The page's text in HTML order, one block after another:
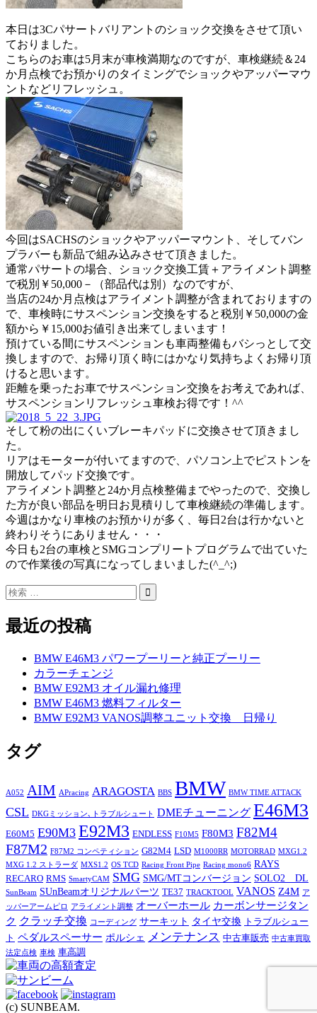
本日は3Cパサートバリアントのショック交換をさせて頂い
ておりました。
こちらのお車は5月末が車検満期なのですが、車検継続＆24
か月点検でお預かりのタイミングでショックやアッパーマウ
ントなどリフレッシュ。
今回はSACHSのショックやアッパーマウント、そしてバン
プラバーも新品で組み込みさせて頂きました。
通常パサートの場合、ショック交換工賃＋アライメント調整
で税別￥50,000－（部品代は別）なのですが、
当店の24か月点検はアライメント調整が含まれておりますの
で、車検時にサスペンション交換をすると税別￥50,000の金
額から￥15,000お値引き出来てしまいます！
預けている間にサスペンションも車両整備もバシっとして交
換しますので、お帰り頂く時にはかなり気持ちよくお帰り頂
けると思います。
距離を乗ったお車でサスペンション交換をお考えであれば、
サスペンションリフレッシュ車検お得です！^^
そして粉の出にくいブレーキパッドに交換させて頂きまし
た。
リアはモーターが付いてますので、パソコン上でピストンを
開放してパッド交換です。
アライメント調整と24か月点検整備までやったので、交換し
た方が良い部品を明日お見積りして車検継続の準備します。
今週はかなり車検のお預かりが多く、毎日2台は行かないと
終わりそうにありません・・・
今日も2台の車検とSMGコンプリートプログラムで出ていた
ので作業後の写真になってしまいました(^_^;)
最近の投稿
BMW E46M3 パワープーリーと純正プーリー
カラーチェンジ
BMW E92M3 オイル漏れ修理
BMW E46M3 燃料フィルター
BMW E92M3 VANOS調整ユニット交換 日帰り
タグ
A052 AIM APracing ARAGOSTA BBS BMW BMW TIME ATTACK
CSL DKGミッション､トラブルシュート DMEチューニング E46M3
E60M5 E90M3 E92M3 ENDLESS F10M5 F80M3 F82M4
F87M2 F87M2 コンペティション G82M4 LSD M1000RR MOTORRAD MXG1.2
MXG 1.2 ストラーダ MXS1.2 OS TCD Racing Front Pipe Racing mono6 RAYS
RECARO RMS SmartyCAM SMG SMG/MTコンバージョン SOLO2 DL
SunBeam SUnBeamオリジナルパーツ TE37 TRACKTOOL VANOS Z4M ア
ッパーアームピロ
アライメント調整 オーバーホール カーボンサージタン
ク クラッチ交換 コーディング サーキット タイヤ交換
トラブルシュー
ト ペダルスペーサー ポルシェ メンテナンス 中古車販売 中古車買取
法定点検 車検 車高調
(c) SUNBEAM.